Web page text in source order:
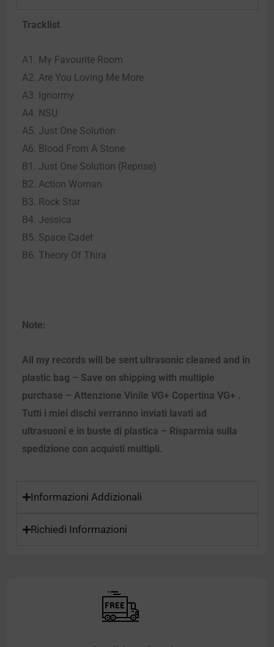
Tracklist
A1. My Favourite Room
A2. Are You Loving Me More
A3. Ignormy
A4. NSU
A5. Just One Solution
A6. Blood From A Stone
B1. Just One Solution (Reprise)
B2. Action Woman
B3. Rock Star
B4. Jessica
B5. Space Cadet
B6. Theory Of Thira
Note:
All my records will be sent ultrasonic cleaned and in
plastic bag – Save on shipping with multiple
purchase – Attenzione Vinile VG+ Copertina VG+ .
Tutti i miei dischi verranno inviati lavati ad
ultrasuoni e in buste di plastica – Risparmia sulla
spedizione con acquisti multipli.
Informazioni Addizionali
Richiedi Informazioni